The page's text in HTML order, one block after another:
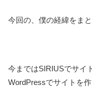
今回の、僕の経緯をま
今まではSIRIUSでサイ
WordPressでサイトを